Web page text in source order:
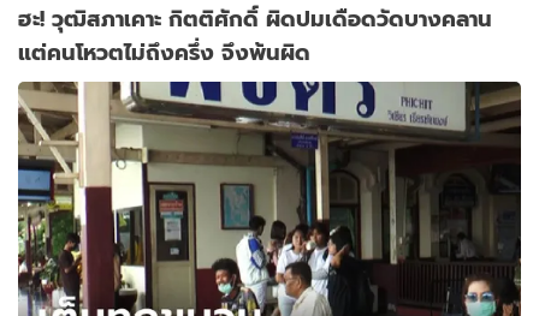
ฮะ! วุฒิสภาเคาะ กิตติศักดิ์ ผิดปมเดือดวัดบางคลาน
แต่คนโหวตไม่ถึงครึ่ง จึงพ้นผิด